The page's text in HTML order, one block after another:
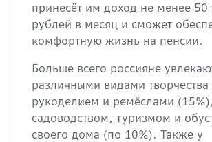
принесёт им доход не менее 50
рублей в месяц и сможет
комфортную жизнь на пенсии.
Больше всего россияне
различными видами творчества
рукоделием и ремёслами (15%),
садоводством, туризмом и
своего дома (по 10%). Также у